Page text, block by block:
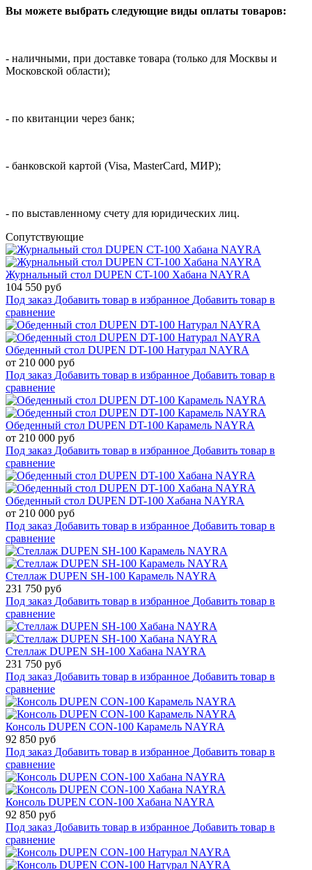
Вы можете выбрать следующие виды оплаты товаров:
- наличными, при доставке товара (только для Москвы и
Московской области);
- по квитанции через банк;
- банковской картой (Visa, MasterCard, МИР);
- по выставленному счету для юридических лиц.
Cопутствующие
Журнальный стол DUPEN CT-100 Хабана NAYRA
104 550 руб
Под заказ Добавить товар в избранное Добавить товар в
сравнение
Обеденный стол DUPEN DT-100 Натурал NAYRA
от 210 000 руб
Под заказ Добавить товар в избранное Добавить товар в
сравнение
Обеденный стол DUPEN DT-100 Карамель NAYRA
от 210 000 руб
Под заказ Добавить товар в избранное Добавить товар в
сравнение
Обеденный стол DUPEN DT-100 Хабана NAYRA
от 210 000 руб
Под заказ Добавить товар в избранное Добавить товар в
сравнение
Стеллаж DUPEN SH-100 Карамель NAYRA
231 750 руб
Под заказ Добавить товар в избранное Добавить товар в
сравнение
Стеллаж DUPEN SH-100 Хабана NAYRA
231 750 руб
Под заказ Добавить товар в избранное Добавить товар в
сравнение
Консоль DUPEN CON-100 Карамель NAYRA
92 850 руб
Под заказ Добавить товар в избранное Добавить товар в
сравнение
Консоль DUPEN CON-100 Хабана NAYRA
92 850 руб
Под заказ Добавить товар в избранное Добавить товар в
сравнение